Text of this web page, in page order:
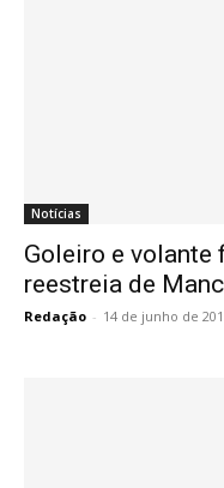
Notícias
Goleiro e volante
reestreia de
Redação - 14 de junho de